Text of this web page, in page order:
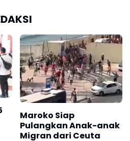
Maroko Siap
Pulangkan Anak-anak
Migran dari Ceuta